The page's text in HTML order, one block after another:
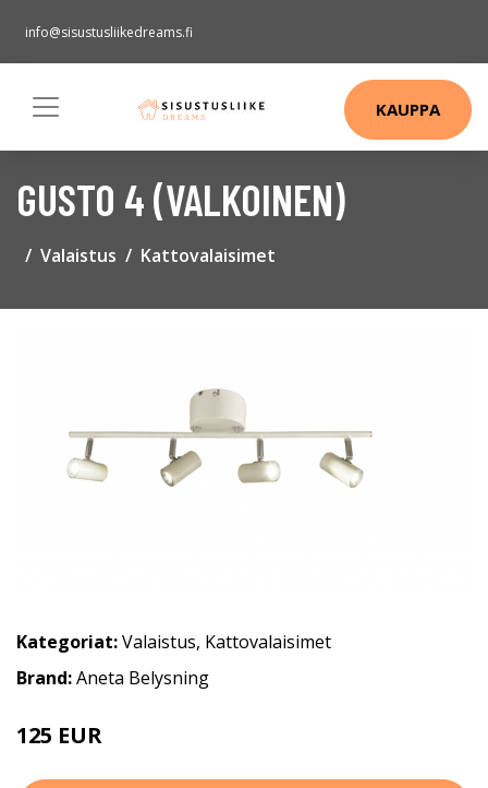
info@sisustusliikedreams.fi
KAUPPA
GUSTO 4 (VALKOINEN)
Valaistus Kattovalaisimet
Kategoriat:Valaistus, Kattovalaisimet
Brand:Aneta Belysning
125 EUR